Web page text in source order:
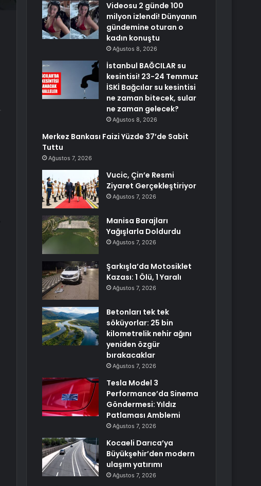
Videosu 2 günde 100
milyon izlendi! Dünyanın
gündemine oturan o
kadın konuştu
Ağustos 8, 2026
İstanbul BAĞCILAR su
kesintisi! 23-24 Temmuz
İSKİ Bağcılar su kesintisi
ne zaman bitecek, sular
ne zaman gelecek?
Ağustos 8, 2026
Merkez Bankası Faizi Yüzde 37’de Sabit
Tuttu
Ağustos 7, 2026
Vucic, Çin’e Resmi
Ziyaret Gerçekleştiriyor
Ağustos 7, 2026
Manisa Barajları
Yağışlarla Doldurdu
Ağustos 7, 2026
Şarkışla’da Motosiklet
Kazası: 1 Ölü, 1 Yaralı
Ağustos 7, 2026
Betonları tek tek
söküyorlar: 25 bin
kilometrelik nehir ağını
yeniden özgür
bırakacaklar
Ağustos 7, 2026
Tesla Model 3
Performance’da Sinema
Göndermesi: Yıldız
Patlaması Amblemi
Ağustos 7, 2026
Kocaeli Darıca’ya
Büyükşehir’den modern
ulaşım yatırımı
Ağustos 7, 2026